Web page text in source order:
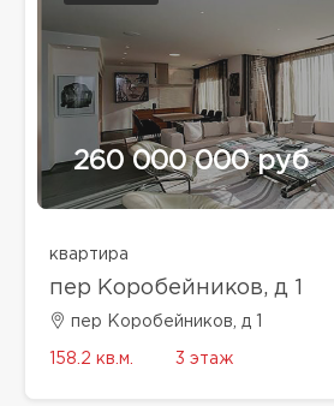
260 000 000 руб
квартира
пер Коробейников, д 1
пер Коробейников, д 1
158.2 кв.м. 3 этаж